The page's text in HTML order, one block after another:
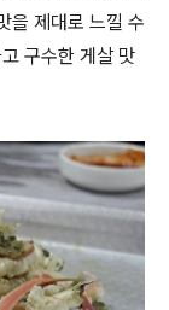
을 제대로 느낄 수
구수한 게살 맛